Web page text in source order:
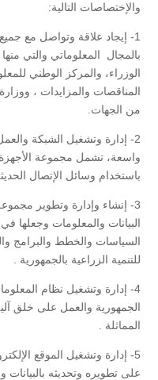
والإختصاصات التالية:
1- إيجاد علاقة وتواصل مع
بالمجال المعلوماتي والتي منها
الوزراء، والمركز الوطني
المناقصات والمزايدات ،
من الجهات.
2- إدارة وتشغيل الشبكة
واسعة، تشمل مجموعة الأجهزة
باستخدام وسائل الإتصال
3- إنشاء وإدارة وتطوير
البيانات والمعلومات وجعلها
السياسات والخطط والبرامج
للتنمية الزراعية بالجمهورية .
4- إدارة وتشغيل نظام
الجمهورية والعمل على خلق
المماثلة .
5- إدارة وتشغيل الموقع
على تطويره وتحديثه بالبيانات